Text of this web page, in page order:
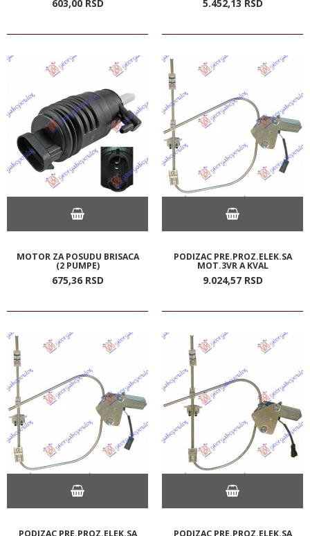
603,00 RSD 5.452,13 RSD
MOTOR ZA POSUDU BRISACA
(2 PUMPE)
675,36 RSD
PODIZAC PRE.PROZ.ELEK.SA
MOT.3VR A KVAL
9.024,57 RSD
PODIZAC PRE.PROZ.ELEK.SA PODIZAC PRE.PROZ.ELEK.SA